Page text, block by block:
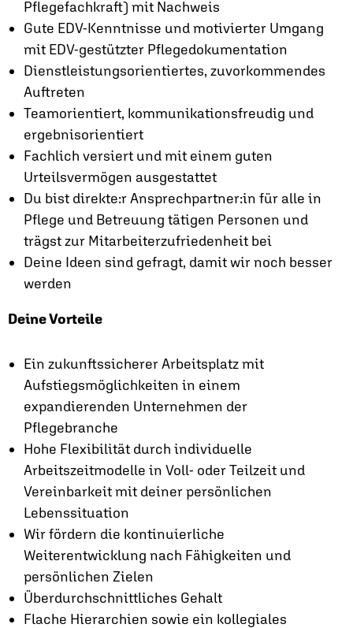
Pflegefachkraft) mit Nachweis
Gute EDV-Kenntnisse und motivierter Umgang
mit EDV-gestützter Pflegedokumentation
Dienstleistungsorientiertes, zuvorkommendes
Auftreten
Teamorientiert, kommunikationsfreudig und
ergebnisorientiert
Fachlich versiert und mit einem guten
Urteilsvermögen ausgestattet
Du bist direkte:r Ansprechpartner:in für alle in
Pflege und Betreuung tätigen Personen und
trägst zur Mitarbeiterzufriedenheit bei
Deine Ideen sind gefragt, damit wir noch besser
werden
Deine Vorteile
Ein zukunftssicherer Arbeitsplatz mit
Aufstiegsmöglichkeiten in einem
expandierenden Unternehmen der
Pflegebranche
Hohe Flexibilität durch individuelle
Arbeitszeitmodelle in Voll- oder Teilzeit und
Vereinbarkeit mit deiner persönlichen
Lebenssituation
Wir fördern die kontinuierliche
Weiterentwicklung nach Fähigkeiten und
persönlichen Zielen
Überdurchschnittliches Gehalt
Flache Hierarchien sowie ein kollegiales